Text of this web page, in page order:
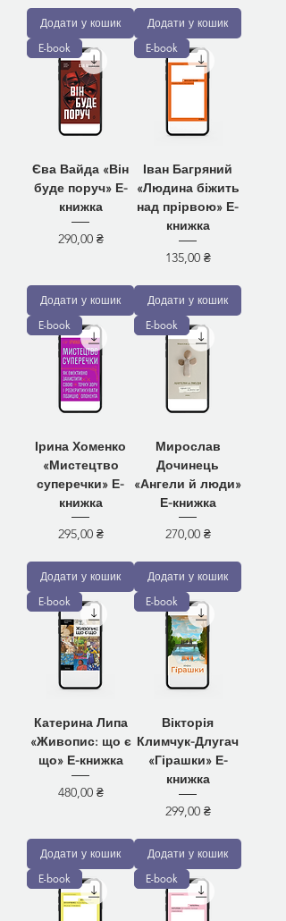
Додати у кошик
Додати у кошик
E-book
Єва Вайда «Він
буде поруч» Е-
книжка
Ціна
290,00 ₴
Додати у кошик
E-book
Іван Багряний
«Людина біжить
над прірвою» Е-
книжка
Ціна
135,00 ₴
Додати у кошик
E-book
Ірина Хоменко
«Мистецтво
суперечки» Е-
книжка
Ціна
295,00 ₴
Додати у кошик
E-book
Мирослав
Дочинець
«Ангели й люди»
Е-книжка
Ціна
270,00 ₴
Додати у кошик
E-book
Катерина Липа
«Живопис: що є
що» Е-книжка
Ціна
480,00 ₴
Додати у кошик
E-book
Вікторія
Климчук-Длугач
«Гірашки» Е-
книжка
Ціна
299,00 ₴
Додати у кошик
E-book
E-book